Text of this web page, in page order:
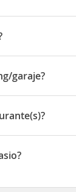
enLa
y justo frente al
estación de
5 -72 - 110010
garaje?